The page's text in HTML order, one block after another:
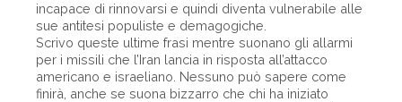
incapace di rinnovarsi e quindi diventa vulnerabile alle
sue antitesi populiste e demagogiche.
Scrivo queste ultime frasi mentre suonano gli allarmi
per i missili che l’Iran lancia in risposta all’attacco
americano e israeliano. Nessuno può sapere come
finirà, anche se suona bizzarro che chi ha iniziato